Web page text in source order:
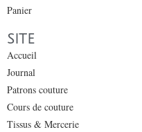
Panier
SITE
Accueil
Journal
Patrons couture
Cours de couture
Tissus & Mercerie